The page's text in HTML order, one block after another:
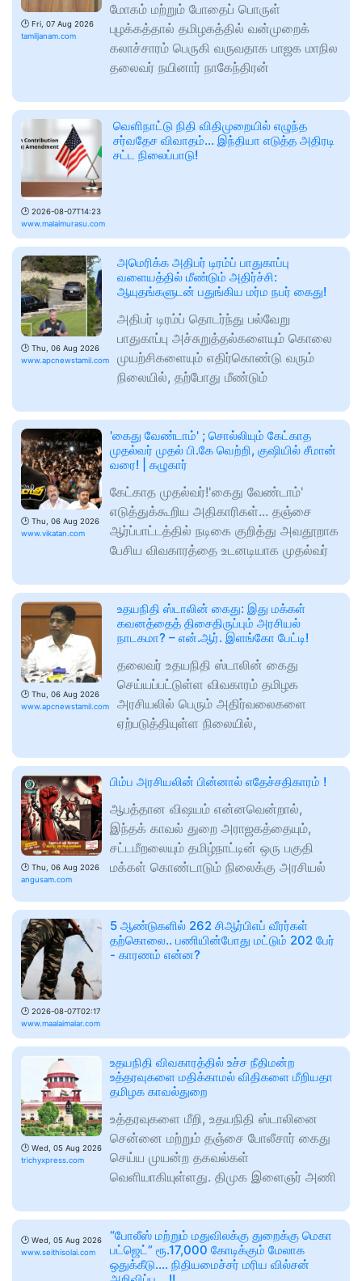
🕑 Fri, 07 Aug 2026
tamiljanam.com
மோகம் மற்றும் போதைப் பொருள்
புழக்கத்தால் தமிழகத்தில் வன்முறைக்
கலாச்சாரம் பெருகி வருவதாக பாஜக மாநில
தலைவர் நயினார் நாகேந்திரன்
🕑 2026-08-07T14:23
www.malaimurasu.com
வெளிநாட்டு நிதி விதிமுறையில் எழுந்த
சர்வதேச விவாதம்... இந்தியா எடுத்த அதிரடி
சட்ட நிலைப்பாடு!
🕑 Thu, 06 Aug 2026
www.apcnewstamil.com
​அமெரிக்க அதிபர் டிரம்ப் பாதுகாப்பு
வளையத்தில் மீண்டும் அதிர்ச்சி:
ஆயுதங்களுடன் பதுங்கிய மர்ம நபர் கைது!
அதிபர் டிரம்ப் தொடர்ந்து பல்வேறு
பாதுகாப்பு அச்சுறுத்தல்களையும் கொலை
முயற்சிகளையும் எதிர்கொண்டு வரும்
நிலையில், தற்போது மீண்டும்
🕑 Thu, 06 Aug 2026
www.vikatan.com
'கைது வேண்டாம்' ; சொல்லியும் கேட்காத
முதல்வர் முதல் பி.கே வெற்றி, குஷியில் சீமான்
வரை! | கழுகார்
கேட்காத முதல்வர்!'கைது வேண்டாம்'
எடுத்துக்கூறிய அதிகாரிகள்... தஞ்சை
ஆர்ப்பாட்டத்தில் நடிகை குறித்து அவதூறாக
பேசிய விவகாரத்தை உடனடியாக முதல்வர்
🕑 Thu, 06 Aug 2026
www.apcnewstamil.com
உதயநிதி ஸ்டாலின் கைது: இது மக்கள்
கவனத்தைத் திசைதிருப்பும் அரசியல்
நாடகமா? – என்.ஆர். இளங்கோ பேட்டி!
தலைவர் உதயநிதி ஸ்டாலின் கைது
செய்யப்பட்டுள்ள விவகாரம் தமிழக
அரசியலில் பெரும் அதிர்வலைகளை
ஏற்படுத்தியுள்ள நிலையில்,
🕑 Thu, 06 Aug 2026
angusam.com
பிம்ப அரசியலின் பின்னால் எதேச்சதிகாரம் !
ஆபத்தான விஷயம் என்னவென்றால்,
இந்தக் காவல் துறை அராஜகத்தையும்,
சட்டமீறலையும் தமிழ்நாட்டின் ஒரு பகுதி
மக்கள் கொண்டாடும் நிலைக்கு அரசியல்
🕑 2026-08-07T02:17
www.maalaimalar.com
5 ஆண்டுகளில் 262 சிஆர்பிஎப் வீரர்கள்
தற்கொலை.. பணியின்போது மட்டும் 202 பேர்
- காரணம் என்ன?
🕑 Wed, 05 Aug 2026
trichyxpress.com
உதயநிதி விவகாரத்தில் உச்ச நீதிமன்ற
உத்தரவுகளை மதிக்காமல் விதிகளை மீறியதா
தமிழக காவல்துறை
உத்தரவுகளை மீறி, உதயநிதி ஸ்டாலினை
சென்னை மற்றும் தஞ்சை போலீசார் கைது
செய்ய முயன்ற தகவல்கள்
வெளியாகியுள்ளது. திமுக இளைஞர் அணி
🕑 Wed, 05 Aug 2026
www.seithisolai.com
“போலீஸ் மற்றும் மதுவிலக்கு துறைக்கு மெகா
பட்ஜெட்” ரூ.17,000 கோடிக்கும் மேலாக
ஒதுக்கீடு…. நிதியமைச்சர் மரிய வில்சன்